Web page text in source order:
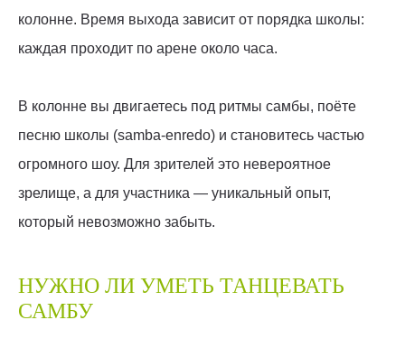
колонне. Время выхода зависит от порядка школы:
каждая проходит по арене около часа.
В колонне вы двигаетесь под ритмы самбы, поёте
песню школы (samba-enredo) и становитесь частью
огромного шоу. Для зрителей это невероятное
зрелище, а для участника — уникальный опыт,
который невозможно забыть.
НУЖНО ЛИ УМЕТЬ ТАНЦЕВАТЬ
САМБУ